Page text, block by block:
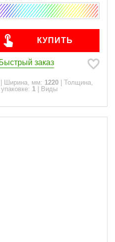
КУПИТЬ
Быстрый заказ
Ширина, мм: 1220
Толщина,
упаковке: 1
Виды